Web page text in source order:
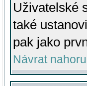
Uživatelské
také
pak jako
Návrat nahoru